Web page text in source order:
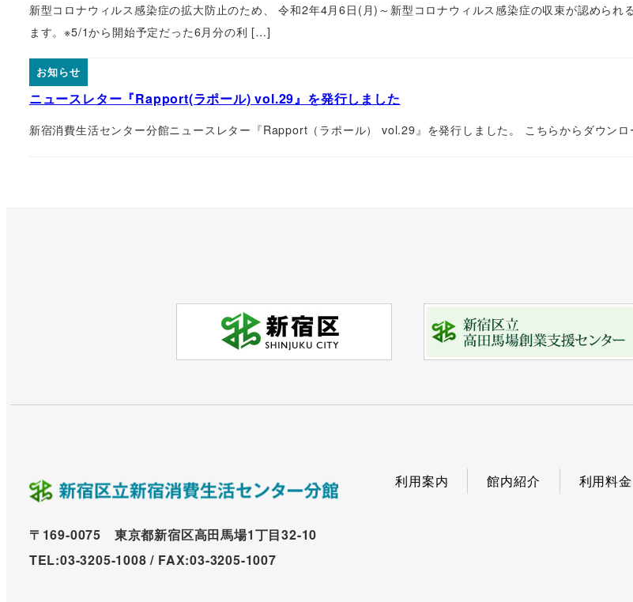
新型コロナウィルス感染症の拡大防止のため、 令和2年4月6日(月)～新型コロナウィルス感染症の収束が認めら
ます。※5/1から開始予定だった6月分の利 […]
お知らせ
ニュースレター『Rapport(ラポール) vol.29』を発行しました
新宿消費生活センター分館ニュースレター『Rapport（ラポール） vol.29』を発行しました。 こちらからダウンロ
〒169-0075 東京都新宿区高田馬場1丁目32-10
TEL:03-3205-1008 / FAX:03-3205-1007
利用案内 館内紹介 利用料金